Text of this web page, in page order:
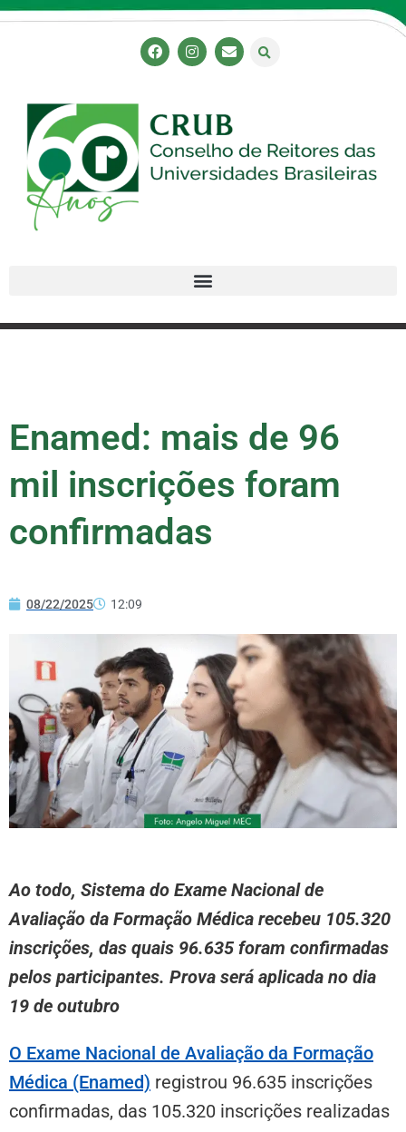
Enamed: mais de 96
mil inscrições foram
confirmadas
08/22/2025 12:09
Ao todo, Sistema do Exame Nacional de
Avaliação da Formação Médica recebeu 105.320
inscrições, das quais 96.635 foram confirmadas
pelos participantes. Prova será aplicada no dia
19 de outubro
O Exame Nacional de Avaliação da Formação
Médica (Enamed) registrou 96.635 inscrições
confirmadas, das 105.320 inscrições realizadas